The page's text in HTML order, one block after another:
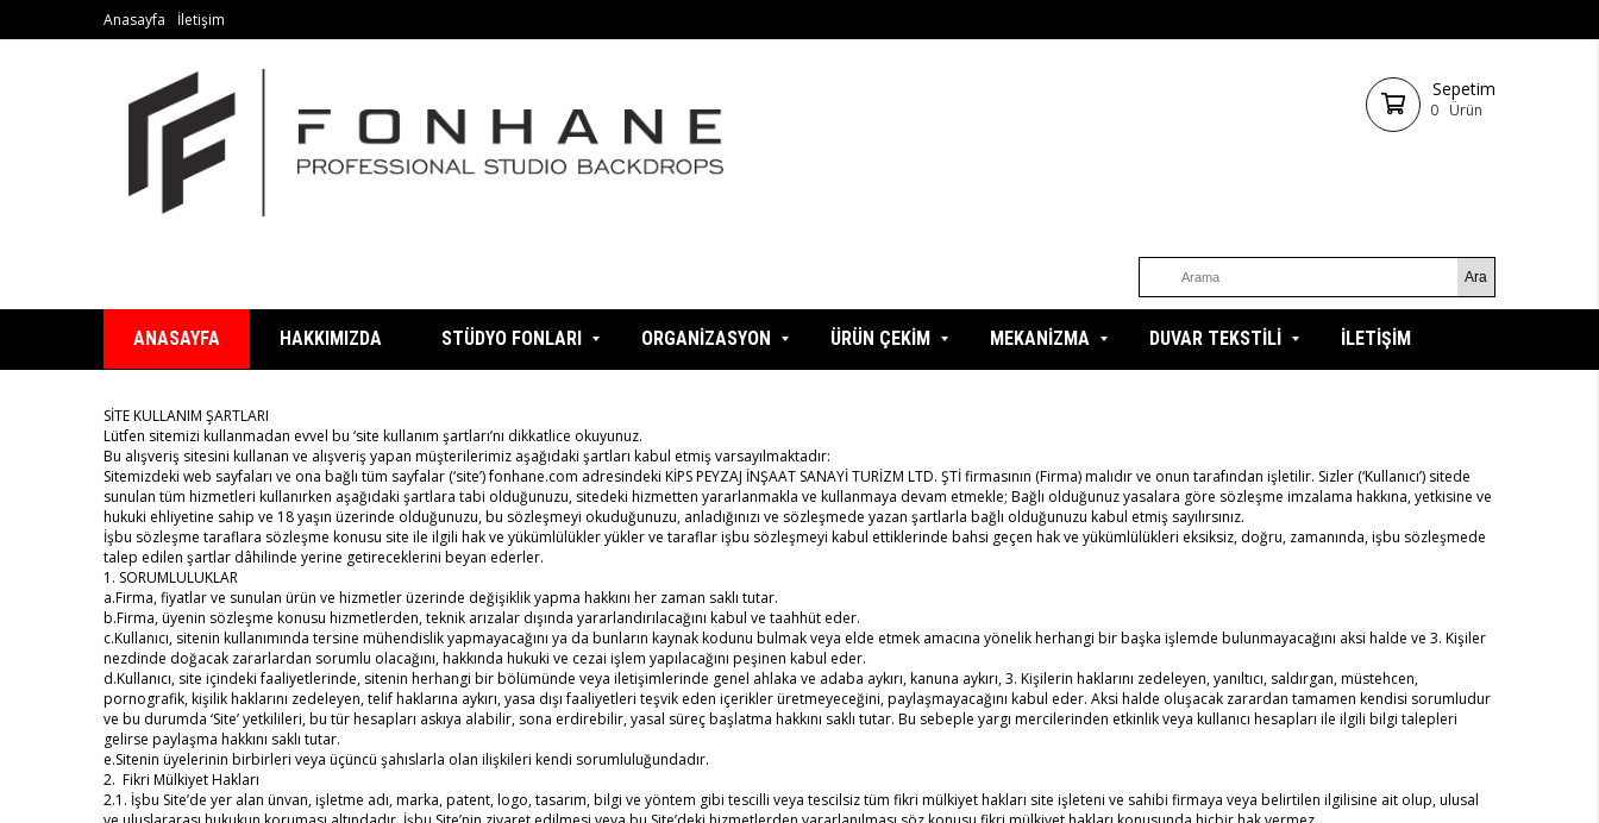
Anasayfa İletişim
Sepetim
0 Ürün
ANASAYFA HAKKIMIZDA STÜDYO FONLARI ORGANİZASYON ÜRÜN ÇEKİM MEKANİZMA DUVAR TEKSTİLİ İLETİŞİM
SİTE KULLANIM ŞARTLARI
Lütfen sitemizi kullanmadan evvel bu ‘site kullanım şartları’nı dikkatlice okuyunuz.
Bu alışveriş sitesini kullanan ve alışveriş yapan müşterilerimiz aşağıdaki şartları kabul etmiş varsayılmaktadır:
Sitemizdeki web sayfaları ve ona bağlı tüm sayfalar (‘site’) fonhane.com adresindeki KİPS PEYZAJ İNŞAAT SANAYİ TURİZM LTD. ŞTİ firmasının (Firma) malıdır ve onun tarafından işletilir. Sizler (‘Kullanıcı’) sitede
sunulan tüm hizmetleri kullanırken aşağıdaki şartlara tabi olduğunuzu, sitedeki hizmetten yararlanmakla ve kullanmaya devam etmekle; Bağlı olduğunuz yasalara göre sözleşme imzalama hakkına, yetkisine ve
hukuki ehliyetine sahip ve 18 yaşın üzerinde olduğunuzu, bu sözleşmeyi okuduğunuzu, anladığınızı ve sözleşmede yazan şartlarla bağlı olduğunuzu kabul etmiş sayılırsınız.
İşbu sözleşme taraflara sözleşme konusu site ile ilgili hak ve yükümlülükler yükler ve taraflar işbu sözleşmeyi kabul ettiklerinde bahsi geçen hak ve yükümlülükleri eksiksiz, doğru, zamanında, işbu sözleşmede
talep edilen şartlar dâhilinde yerine getireceklerini beyan ederler.
1. SORUMLULUKLAR
a.Firma, fiyatlar ve sunulan ürün ve hizmetler üzerinde değişiklik yapma hakkını her zaman saklı tutar.
b.Firma, üyenin sözleşme konusu hizmetlerden, teknik arızalar dışında yararlandırılacağını kabul ve taahhüt eder.
c.Kullanıcı, sitenin kullanımında tersine mühendislik yapmayacağını ya da bunların kaynak kodunu bulmak veya elde etmek amacına yönelik herhangi bir başka işlemde bulunmayacağını aksi halde ve 3. Kişiler
nezdinde doğacak zararlardan sorumlu olacağını, hakkında hukuki ve cezai işlem yapılacağını peşinen kabul eder.
d.Kullanıcı, site içindeki faaliyetlerinde, sitenin herhangi bir bölümünde veya iletişimlerinde genel ahlaka ve adaba aykırı, kanuna aykırı, 3. Kişilerin haklarını zedeleyen, yanıltıcı, saldırgan, müstehcen,
pornografik, kişilik haklarını zedeleyen, telif haklarına aykırı, yasa dışı faaliyetleri teşvik eden içerikler üretmeyeceğini, paylaşmayacağını kabul eder. Aksi halde oluşacak zarardan tamamen kendisi sorumludur
ve bu durumda ‘Site’ yetkilileri, bu tür hesapları askıya alabilir, sona erdirebilir, yasal süreç başlatma hakkını saklı tutar. Bu sebeple yargı mercilerinden etkinlik veya kullanıcı hesapları ile ilgili bilgi talepleri
gelirse paylaşma hakkını saklı tutar.
e.Sitenin üyelerinin birbirleri veya üçüncü şahıslarla olan ilişkileri kendi sorumluluğundadır.
2. Fikri Mülkiyet Hakları
2.1. İşbu Site’de yer alan ünvan, işletme adı, marka, patent, logo, tasarım, bilgi ve yöntem gibi tescilli veya tescilsiz tüm fikri mülkiyet hakları site işleteni ve sahibi firmaya veya belirtilen ilgilisine ait olup, ulusal